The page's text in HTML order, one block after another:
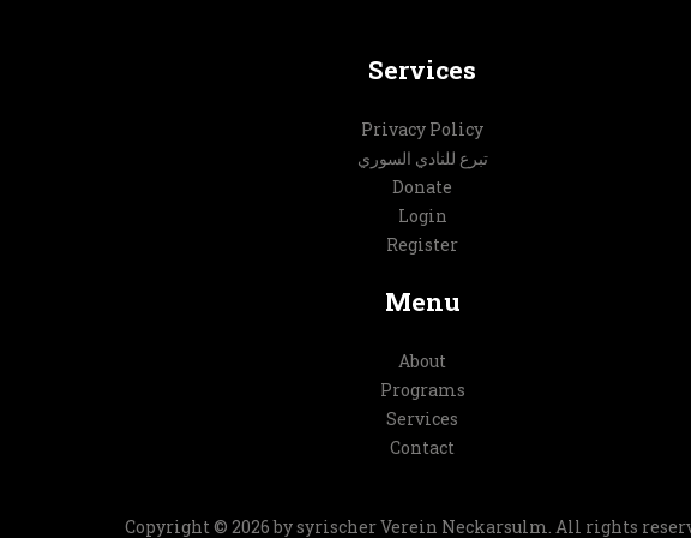
Services
Privacy Policy
تبرع للنادي السوري
Donate
Login
Register
Menu
About
Programs
Services
Contact
Copyright © 2026 bysyrischer Verein Neckarsulm. All rights